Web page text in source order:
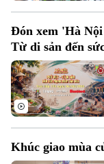
Đón xem 'Hà
Từ di sản đến
Khúc giao mùa